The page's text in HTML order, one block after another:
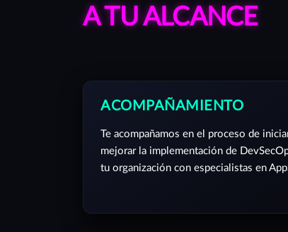
A TU ALCANCE
ACOMPAÑAMIENTO
Te acompañamos en el proceso de
mejorar la implementación de
tu organización con especialistas en